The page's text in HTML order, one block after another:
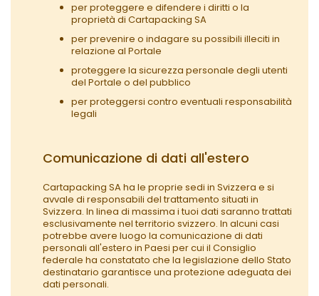
per proteggere e difendere i diritti o la
proprietà di Cartapacking SA
per prevenire o indagare su possibili illeciti in
relazione al Portale
proteggere la sicurezza personale degli utenti
del Portale o del pubblico
per proteggersi contro eventuali responsabilità
legali
Comunicazione di dati all'estero
Cartapacking SA ha le proprie sedi in Svizzera e si
avvale di responsabili del trattamento situati in
Svizzera. In linea di massima i tuoi dati saranno trattati
esclusivamente nel territorio svizzero. In alcuni casi
potrebbe avere luogo la comunicazione di dati
personali all'estero in Paesi per cui il Consiglio
federale ha constatato che la legislazione dello Stato
destinatario garantisce una protezione adeguata dei
dati personali.